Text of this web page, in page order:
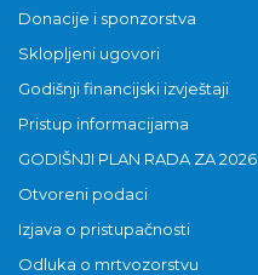
Donacije i sponzorstva
Sklopljeni ugovori
Godišnji financijski izvještaji
Pristup informacijama
GODIŠNJI PLAN RADA ZA 2026
Otvoreni podaci
Izjava o pristupačnosti
Odluka o mrtvozorstvu